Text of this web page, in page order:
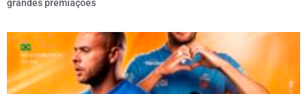
grandes premiações